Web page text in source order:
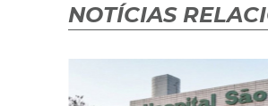
NOTÍCIAS